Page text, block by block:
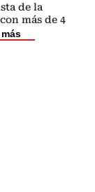
de la
más de 4